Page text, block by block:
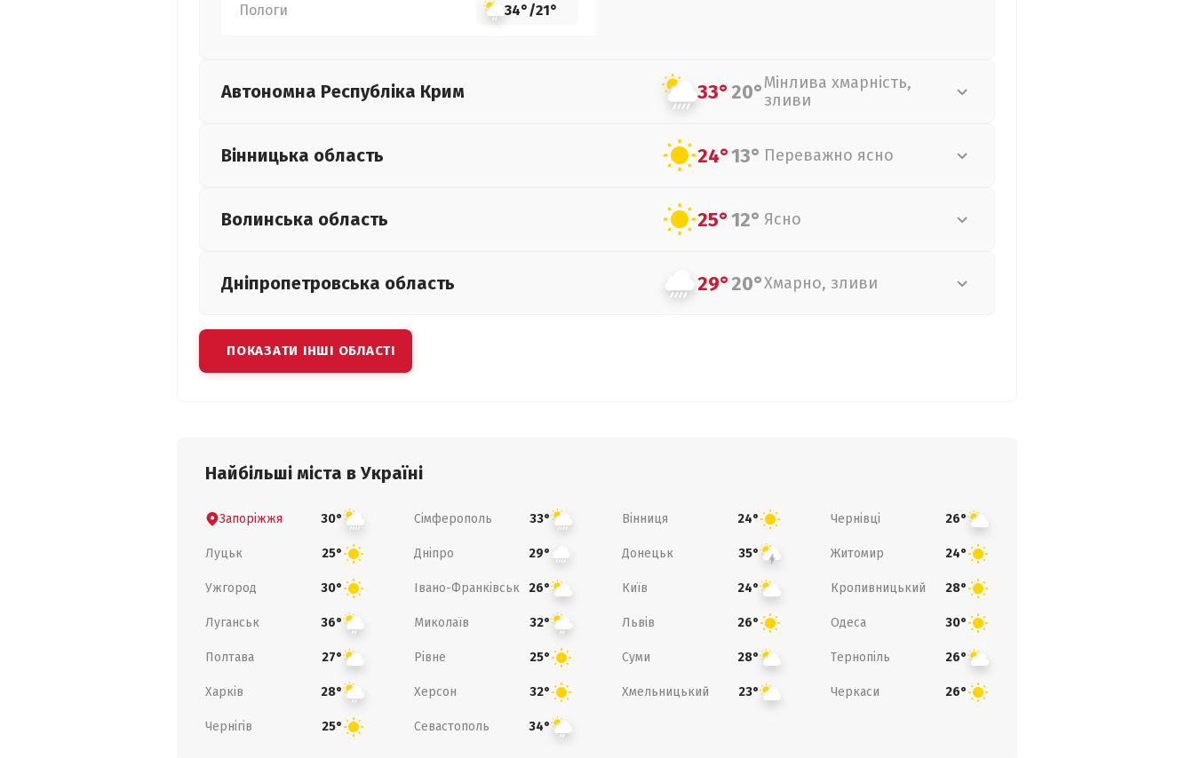
Пологи 34°/21°
Автономна Республіка Крим 33°20°Мінлива хмарність,
зливи
Вінницька область 24°13° Переважно ясно
Волинська область 25°12° Ясно
Дніпропетровська область 29°20°Хмарно, зливи
ПОКАЗАТИ ІНШІ ОБЛАСТІ
Найбільші міста в Україні
Запоріжжя 30° Сімферополь 33° Вінниця 24° Чернівці 26°
Луцьк 25° Дніпро 29° Донецьк 35° Житомир 24°
Ужгород 30° Івано-Франківськ 26° Київ 24° Кропивницький 28°
Луганськ 36° Миколаїв 32° Львів 26° Одеса 30°
Полтава 27° Рівне 25° Суми 28° Тернопіль 26°
Харків 28° Херсон 32° Хмельницький 23° Черкаси 26°
Чернігів 25° Севастополь 34°